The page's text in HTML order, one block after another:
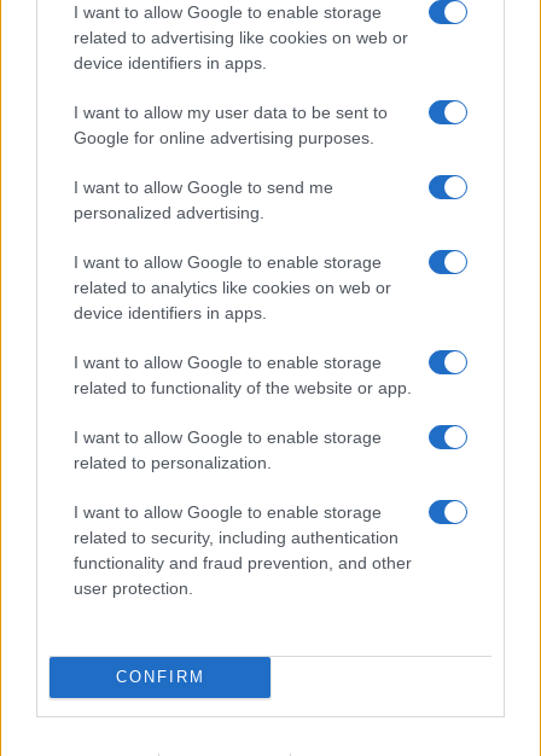
I want to allow Google to enable storage
related to advertising like cookies on web or
device identifiers in apps.
I want to allow my user data to be sent to
Google for online advertising purposes.
I want to allow Google to send me
personalized advertising.
I want to allow Google to enable storage
related to analytics like cookies on web or
device identifiers in apps.
I want to allow Google to enable storage
related to functionality of the website or app.
I want to allow Google to enable storage
related to personalization.
I want to allow Google to enable storage
related to security, including authentication
functionality and fraud prevention, and other
user protection.
CONFIRM
00:00 03:20
Nicola Porro, dalla Zuppa di Porro del 30 Giugno
#GIUSTIZIA #RUBY TER #SILVIO BERLUSCONI
Leggi i commenti
SEDUTE SATIRICHE